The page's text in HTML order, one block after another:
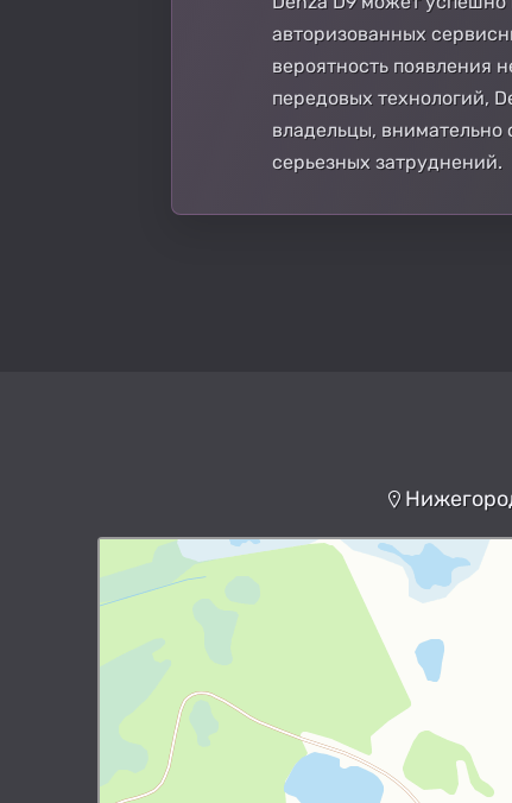
авторизованных
вероятность появления
передовых технологий,
владельцы, внимательно
серьезных затруднений.